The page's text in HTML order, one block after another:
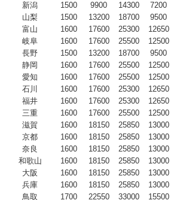
新潟
1500 9900 14300
7200
山梨
1500 13200 18700
9500
富山
1600 17600 25300
12650
岐阜
1600 17600 25500
12500
長野
1500 13200 18700
9500
静岡
1600 17600 25500
12500
愛知
1600 17600 25500
12500
石川
1600 17600 25300
12650
福井
1600 17600 25300
12650
三重
1600 17600 25500
12500
滋賀
1600 18150 25850
13000
京都
1600 18150 25850
13000
奈良
1600 18150 25850
13000
和歌山
1600 18150 25850
13000
大阪
1600 18150 25850
13000
兵庫
1600 18150 25850
13000
鳥取
1700 22550 33000
15500